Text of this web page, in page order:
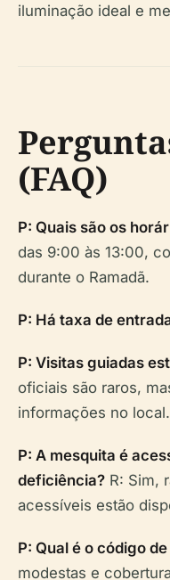
iluminação ideal e
(FAQ)
P: Quais são os
das 9:00 às 13:00,
durante o Ramadã.
P: Há taxa de
P: Visitas guiadas
oficiais são raros,
informações no local.
P: A mesquita é
deficiência? R: Sim,
acessíveis estão
P: Qual é o código
modestas e